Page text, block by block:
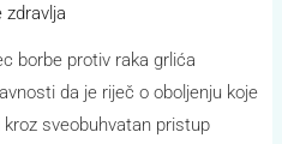
zdravlja
borbe protiv raka grlića
da je riječ o oboljenju koje
sveobuhvatan pristup